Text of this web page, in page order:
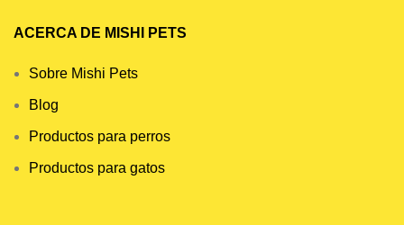
ACERCA DE MISHI PETS
Sobre Mishi Pets
Blog
Productos para perros
Productos para gatos